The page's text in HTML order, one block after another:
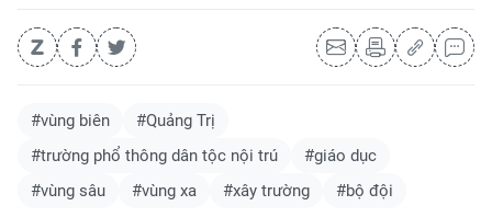
#vùng biên
#Quảng Trị
#trường phổ thông dân tộc nội trú
#giáo dục
#vùng sâu
#vùng xa #xây trường #bộ đội